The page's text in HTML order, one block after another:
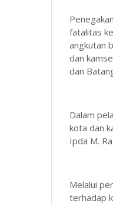
fatalitas
angkutan
dan
dan
Dalam
kota dan
Ipda M.
Melalui
terhadap